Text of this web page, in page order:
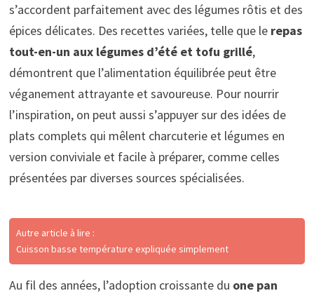
s’accordent parfaitement avec des légumes rôtis et des
épices délicates. Des recettes variées, telle que le repas
tout-en-un aux légumes d’été et tofu grillé,
démontrent que l’alimentation équilibrée peut être
véganement attrayante et savoureuse. Pour nourrir
l’inspiration, on peut aussi s’appuyer sur des idées de
plats complets qui mêlent charcuterie et légumes en
version conviviale et facile à préparer, comme celles
présentées par diverses sources spécialisées.
Autre article à lire :
Cuisson basse température expliquée simplement
Au fil des années, l’adoption croissante du one pan